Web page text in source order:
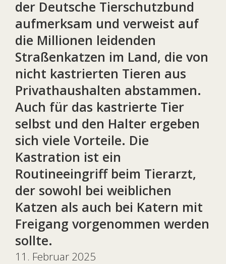
der Deutsche Tierschutzbund
aufmerksam und verweist auf
die Millionen leidenden
Straßenkatzen im Land, die von
nicht kastrierten Tieren aus
Privathaushalten abstammen.
Auch für das kastrierte Tier
selbst und den Halter ergeben
sich viele Vorteile. Die
Kastration ist ein
Routineeingriff beim Tierarzt,
der sowohl bei weiblichen
Katzen als auch bei Katern mit
Freigang vorgenommen werden
sollte.
11. Februar 2025